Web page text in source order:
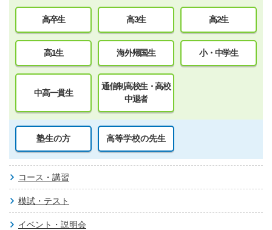
高卒生 高3生 高2生
高1生 海外帰国生 小・中学生
中高一貫生
通信制高校生・高校
中退者
塾生の方 高等学校の先生
コース・講習
模試・テスト
イベント・説明会